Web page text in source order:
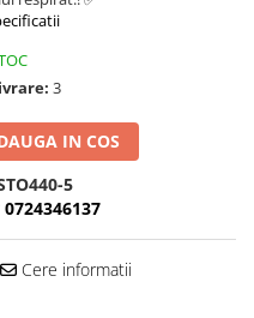
3
IN COS
5
0724346137
Cere informatii